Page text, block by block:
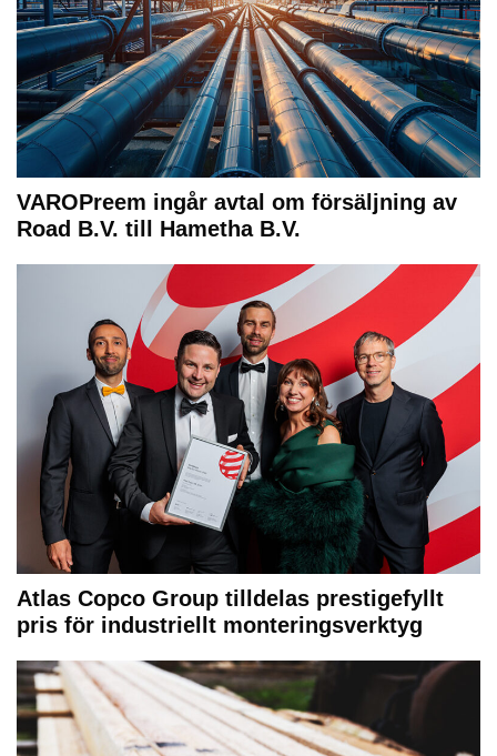
VAROPreem ingår avtal om försäljning av
Road B.V. till Hametha B.V.
Atlas Copco Group tilldelas prestigefyllt
pris för industriellt monteringsverktyg